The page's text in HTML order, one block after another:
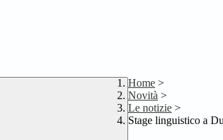
Home >
Novità >
Le notizie >
Stage linguistico a